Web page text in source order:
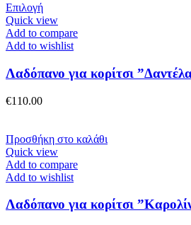
ΕπιλογήΑυτό
το
προϊόν
έχει
παραλλαγές.
Οι
επιλεγούν
στη
σελίδα
του
προϊόντος
Quick view
Add to compare
Add to wishlist
Λαδόπανο για κορίτσι
€110.00
Προσθήκη στο καλάθι
Quick view
Add to compare
Add to wishlist
Λαδόπανο για κορίτσι